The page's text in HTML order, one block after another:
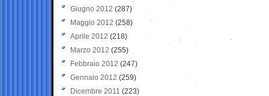
Giugno 2012 (287)
Maggio 2012 (258)
Aprile 2012 (218)
Marzo 2012 (255)
Febbraio 2012 (247)
Gennaio 2012 (259)
Dicembre 2011 (223)